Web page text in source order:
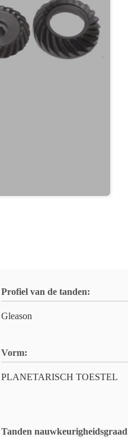
Profiel van de tanden:
Gleason
Vorm:
PLANETARISCH TOESTEL
Tanden